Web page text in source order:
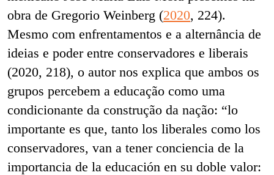
obra de Gregorio Weinberg (2020, 224).
Mesmo com enfrentamentos e a alternância de
ideias e poder entre conservadores e liberais
(2020, 218), o autor nos explica que ambos os
grupos percebem a educação como uma
condicionante da construção da nação: “lo
importante es que, tanto los liberales como los
conservadores, van a tener conciencia de la
importancia de la educación en su doble valor: